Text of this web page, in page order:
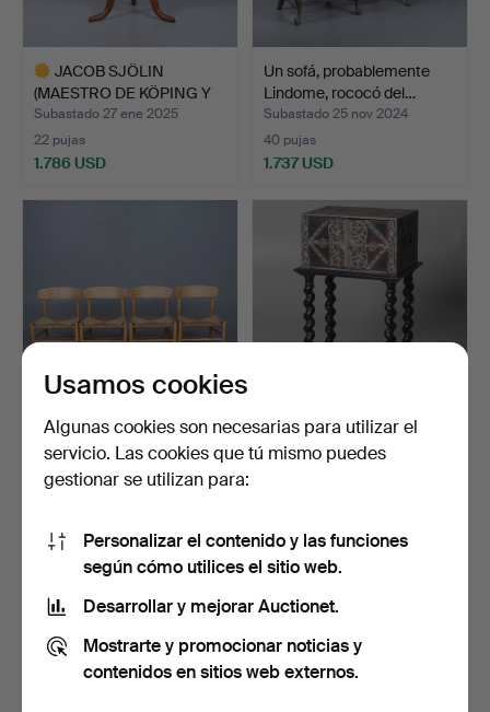
JACOB SJÖLIN
(MAESTRO DE KÖPING Y
KUNGSÖR …
Subastado 27 ene 2025
22 pujas
1.786 USD
Un sofá, probablemente
Lindome, rococó del…
Subastado 25 nov 2024
40 pujas
1.737 USD
BØRGE MOGENSEN.
«FOLKESTOLEN», SILLAS
DE C…
Subastado 26 may 2024
1.734 USD
Caja de viaje con soporte
para patas, acce…
1.715 USD
Usamos cookies
Algunas cookies son necesarias para utilizar el
servicio. Las cookies que tú mismo puedes
gestionar se utilizan para:
Personalizar el contenido y las funciones
según cómo utilices el sitio web.
Desarrollar y mejorar Auctionet.
Mostrarte y promocionar noticias y
contenidos en sitios web externos.